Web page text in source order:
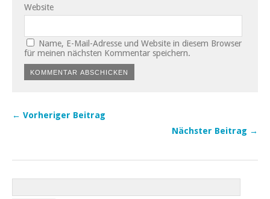
Website
Name, E-Mail-Adresse und Website in diesem Browser
für meinen nächsten Kommentar speichern.
← Vorheriger Beitrag
Nächster Beitrag →